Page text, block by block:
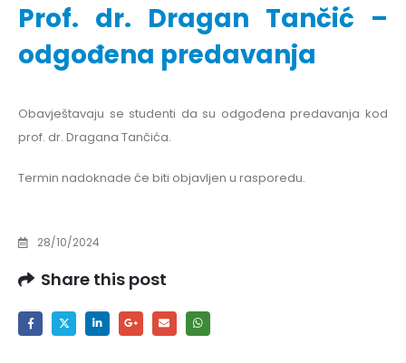
Prof. dr. Dragan Tančić –
odgođena predavanja
Obavještavaju se studenti da su odgođena predavanja kod
prof. dr. Dragana Tančića.
Termin nadoknade će biti objavljen u rasporedu.
28/10/2024
Share this post